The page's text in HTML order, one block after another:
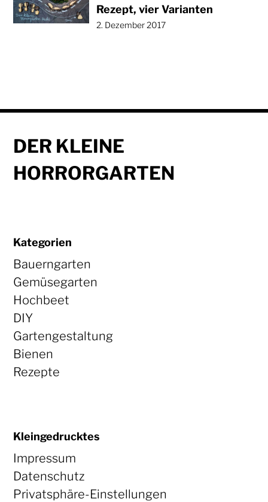
Rezept, vier Varianten
2. Dezember 2017
DER KLEINE
HORRORGARTEN
Kategorien
Bauerngarten
Gemüsegarten
Hochbeet
DIY
Gartengestaltung
Bienen
Rezepte
Kleingedrucktes
Impressum
Datenschutz
Privatsphäre-Einstellungen